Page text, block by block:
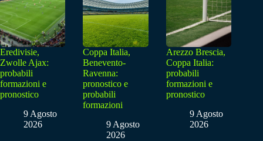
Eredivisie,
Zwolle Ajax:
probabili
formazioni e
pronostico
9 Agosto
2026
Coppa Italia,
Benevento-
Ravenna:
pronostico e
probabili
formazioni
9 Agosto
2026
Arezzo Brescia,
Coppa Italia:
probabili
formazioni e
pronostico
9 Agosto
2026